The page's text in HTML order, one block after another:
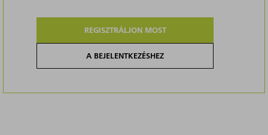
REGISZTRÁLJON MOST
A BEJELENTKEZÉSHEZ